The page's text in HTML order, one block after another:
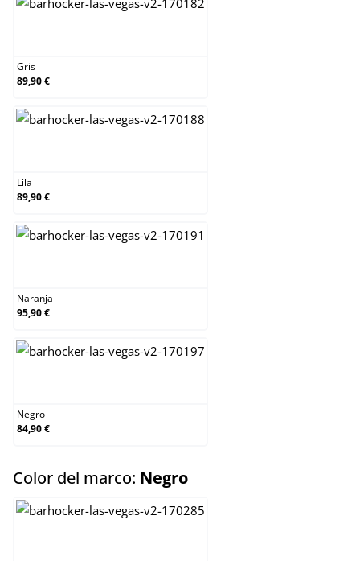
Gris
89,90 €
Lila
89,90 €
Naranja
95,90 €
Negro
84,90 €
Color del marco: Negroselect